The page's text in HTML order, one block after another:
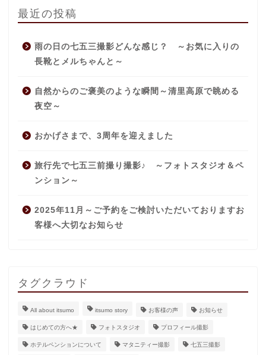
最近の投稿
雨の日の七五三撮影どんな感じ？ ～お気に入りの
長靴とメルちゃんと～
自然からのご褒美のような瞬間～清里高原で眺める
夜空～
おかげさまで、3周年を迎えました
旅行先で七五三前撮り撮影♪ ～フォトスタジオ＆ペ
ンション～
2025年11月～ご予約をご検討いただいておりますお
客様へ大切なお知らせ
タグクラウド
All about itsumo itsumo story お客様の声 お知らせ
はじめての方へ★ フォトスタジオ プロフィール撮影
ホテルペンションについて マタニティー撮影 七五三撮影